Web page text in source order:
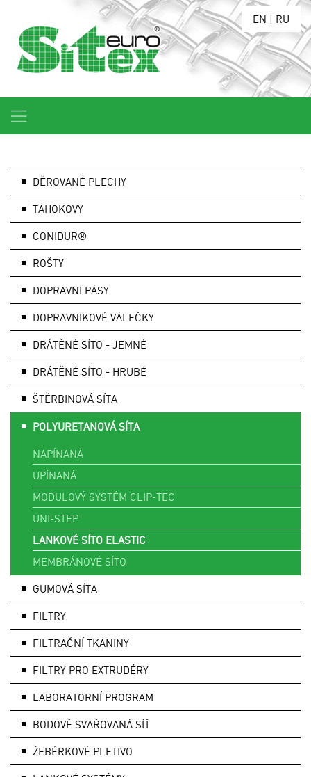
EN | RU
DĚROVANÉ PLECHY
TAHOKOVY
CONIDUR®
ROŠTY
DOPRAVNÍ PÁSY
DOPRAVNÍKOVÉ VÁLEČKY
DRÁTĚNÉ SÍTO - JEMNÉ
DRÁTĚNÉ SÍTO - HRUBÉ
ŠTĚRBINOVÁ SÍTA
POLYURETANOVÁ SÍTA
NAPÍNANÁ
UPÍNANÁ
MODULOVÝ SYSTÉM CLIP-TEC
UNI-STEP
LANKOVÉ SÍTO ELASTIC
MEMBRÁNOVÉ SÍTO
GUMOVÁ SÍTA
FILTRY
FILTRAČNÍ TKANINY
FILTRY PRO EXTRUDÉRY
LABORATORNÍ PROGRAM
BODOVĚ SVAŘOVANÁ SÍŤ
ŽEBÉRKOVÉ PLETIVO